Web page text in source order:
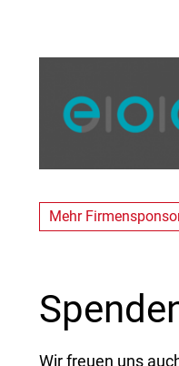
Mehr
Wir freuen uns